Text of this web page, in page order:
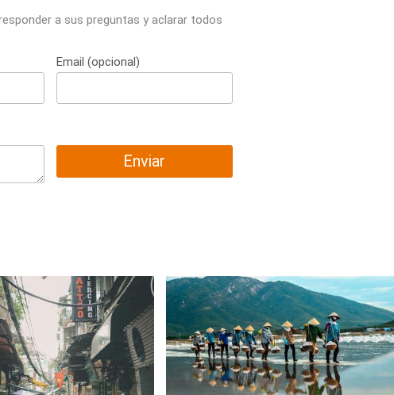
a sus preguntas y aclarar todos
Email (opcional)
Enviar